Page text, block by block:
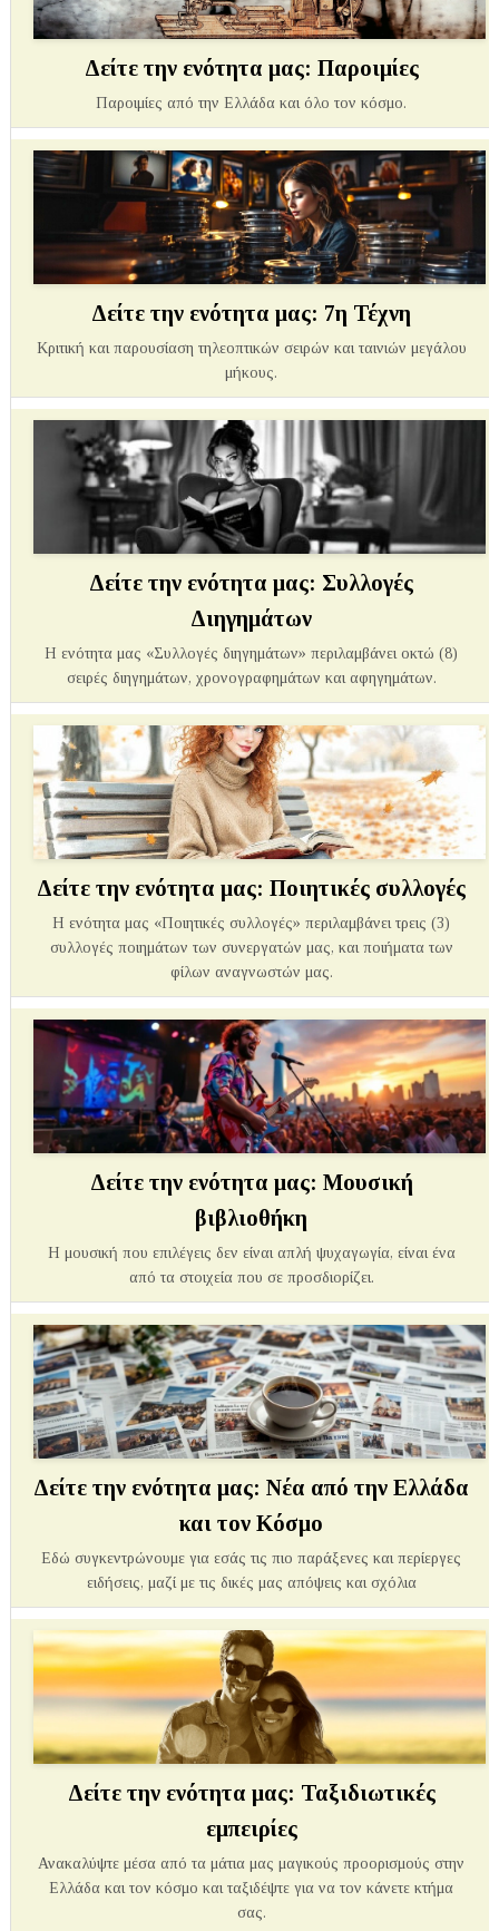
Δείτε την ενότητα μας: Παροιμίες
Παροιμίες από την Ελλάδα και όλο τον κόσμο.
Δείτε την ενότητα μας: 7η Τέχνη
Κριτική και παρουσίαση τηλεοπτικών σειρών και ταινιών μεγάλου
μήκους.
Δείτε την ενότητα μας: Συλλογές
Διηγημάτων
Η ενότητα μας «Συλλογές διηγημάτων» περιλαμβάνει οκτώ (8)
σειρές διηγημάτων, χρονογραφημάτων και αφηγημάτων.
Δείτε την ενότητα μας: Ποιητικές συλλογές
Η ενότητα μας «Ποιητικές συλλογές» περιλαμβάνει τρεις (3)
συλλογές ποιημάτων των συνεργατών μας, και ποιήματα των
φίλων αναγνωστών μας.
Δείτε την ενότητα μας: Μουσική
βιβλιοθήκη
Η μουσική που επιλέγεις δεν είναι απλή ψυχαγωγία, είναι ένα
από τα στοιχεία που σε προσδιορίζει.
Δείτε την ενότητα μας: Νέα από την Ελλάδα
και τον Κόσμο
Εδώ συγκεντρώνουμε για εσάς τις πιο παράξενες και περίεργες
ειδήσεις, μαζί με τις δικές μας απόψεις και σχόλια
Δείτε την ενότητα μας: Ταξιδιωτικές
εμπειρίες
Ανακαλύψτε μέσα από τα μάτια μας μαγικούς προορισμούς στην
Ελλάδα και τον κόσμο και ταξιδέψτε για να τον κάνετε κτήμα
σας.